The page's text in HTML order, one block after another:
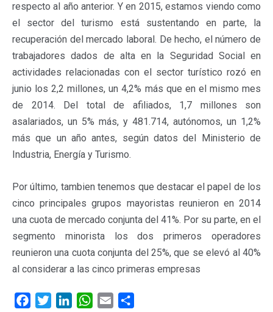
respecto al año anterior. Y en 2015, estamos viendo como
el sector del turismo está sustentando en parte, la
recuperación del mercado laboral. De hecho, el número de
trabajadores dados de alta en la Seguridad Social en
actividades relacionadas con el sector turístico rozó en
junio los 2,2 millones, un 4,2% más que en el mismo mes
de 2014. Del total de afiliados, 1,7 millones son
asalariados, un 5% más, y 481.714, autónomos, un 1,2%
más que un año antes, según datos del Ministerio de
Industria, Energía y Turismo.
Por último, tambien tenemos que destacar el papel de los
cinco principales grupos mayoristas reunieron en 2014
una cuota de mercado conjunta del 41%. Por su parte, en el
segmento minorista los dos primeros operadores
reunieron una cuota conjunta del 25%, que se elevó al 40%
al considerar a las cinco primeras empresas
W